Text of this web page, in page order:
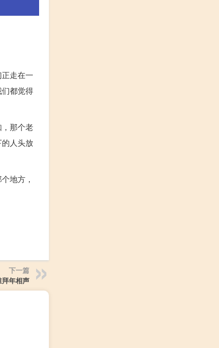
走在一
都觉得
那个老
人头放
地方，
下一篇
拜年相声